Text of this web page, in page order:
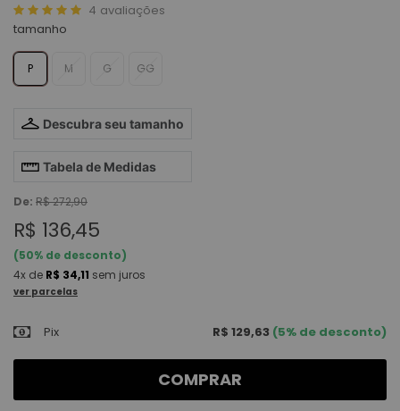
4 avaliações
tamanho
P M G GG
Descubra seu tamanho
Tabela de Medidas
De: R$ 272,90
R$ 136,45
(50% de desconto)
4x de R$ 34,11 sem juros
ver parcelas
Pix R$ 129,63 (5% de desconto)
COMPRAR